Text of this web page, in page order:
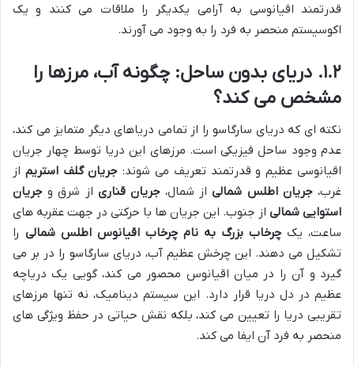
قدرتمند اقیانوسی به آرامی یکدیگر را ملاقات می کنند و یک
اکوسیستم منحصر به فرد را به وجود می آورند.
۱.۲. دریای بدون ساحل: چگونه آب، مرزها را
مشخص می کند؟
نکته ای که دریای سارگاسو را از تمامی دریاهای دیگر متمایز می کند،
عدم وجود ساحل فیزیکی است. مرزهای این دریا توسط چهار جریان
اقیانوسی عظیم و قدرتمند تعریف می شوند: جریان گلف استریم از
غرب،جریان اطلس شمالیاز شمال،جریان قناری از شرق و جریان
استوایی شمالی از جنوب. این جریان ها با حرکتی در جهت عقربه های
ساعت، یک چرخاب بزرگ به نام چرخاب اقیانوس اطلس شمالی را
تشکیل می دهند. این چرخش عظیم آب، دریای سارگاسو را در بر می
گیرد و آن را در میان اقیانوس محصور می کند، گویی یک دریاچه
عظیم در دل دریا قرار دارد. این سیستم دینامیک، نه تنها مرزهای
تقریبی دریا را تعیین می کند، بلکه نقش حیاتی در حفظ ویژگی های
منحصر به فرد آن ایفا می کند.